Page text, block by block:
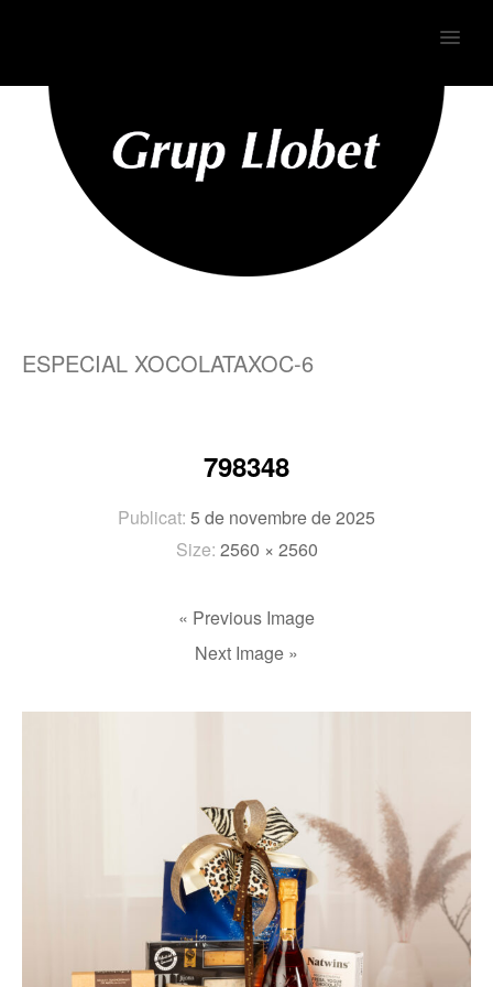
MENU
ESPECIAL XOCOLATAXOC-6
798348
Publicat: 5 de novembre de 2025
Size: 2560 × 2560
« Previous Image
Next Image »